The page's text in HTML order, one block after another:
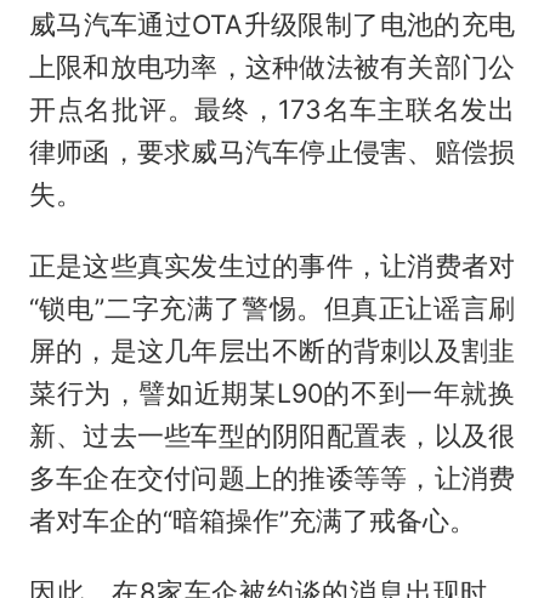
威马汽车通过OTA升级限制了电池的充电
上限和放电功率，这种做法被有关部门公
开点名批评。最终，173名车主联名发出
律师函，要求威马汽车停止侵害、赔偿损
失。
正是这些真实发生过的事件，让消费者对
“锁电”二字充满了警惕。但真正让谣言刷
屏的，是这几年层出不断的背刺以及割韭
菜行为，譬如近期某L90的不到一年就换
新、过去一些车型的阴阳配置表，以及很
多车企在交付问题上的推诿等等，让消费
者对车企的“暗箱操作”充满了戒备心。